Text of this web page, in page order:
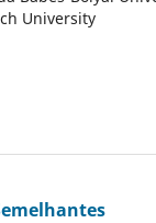
University